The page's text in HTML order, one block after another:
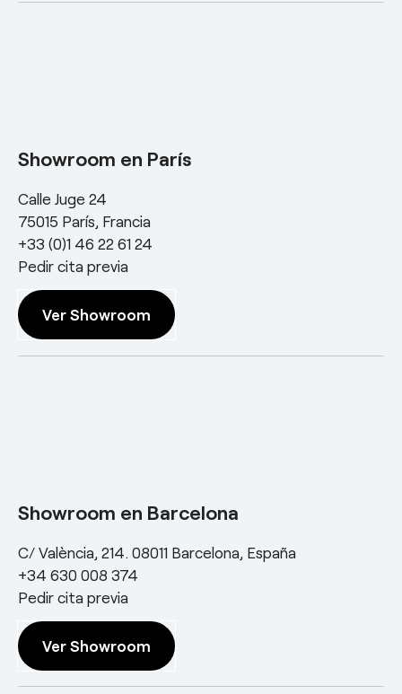
Showroom en París
Calle Juge 24
75015 París, Francia
+33 (0)1 46 22 61 24
Pedir cita previa
Ver Showroom
Showroom en Barcelona
C/ València, 214. 08011 Barcelona, España
+34 630 008 374
Pedir cita previa
Ver Showroom